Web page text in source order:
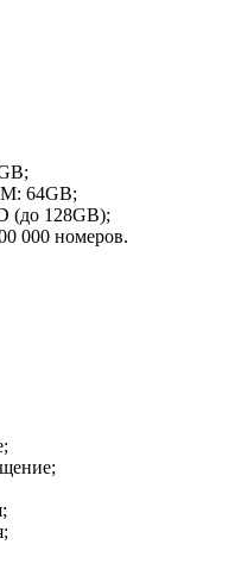
64GB;
(до 128GB);
000 номеров.